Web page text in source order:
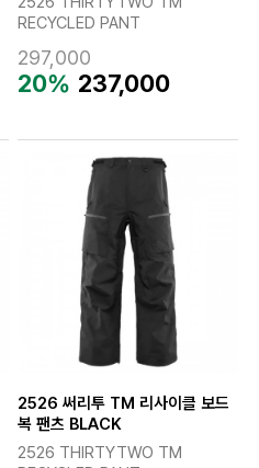
RECYCLED PANT
297,000
20% 237,000
2526 써리투 TM 리사이클 보드
복 팬츠 BLACK
2526 THIRTYTWO TM